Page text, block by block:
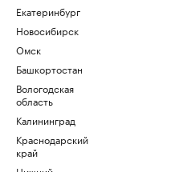
Екатеринбург
Новосибирск
Омск
Башкортостан
Вологодская
область
Калининград
Краснодарский
край